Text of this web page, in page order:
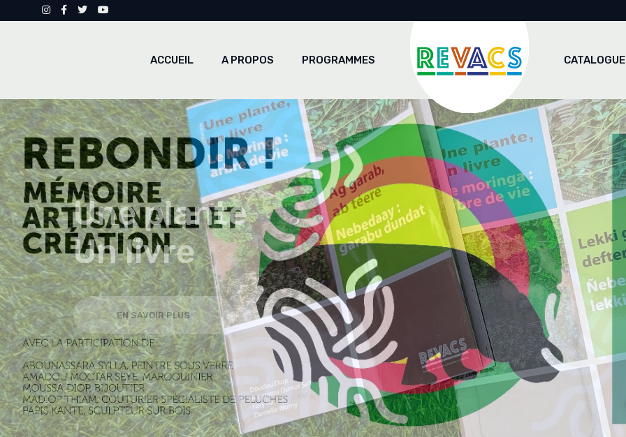
ACCUEIL A PROPOS PROGRAMMES
Laboratoire africain des
patrimoines
Greniers du futur
Mémoire Artisanale et Création
CATALOGUE
Une plante
Un livre
EN SAVOIR PLUS